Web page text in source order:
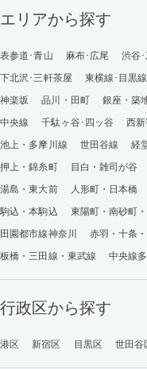
エリアから探す
表参道･青山 麻布･広尾 渋谷
下北沢･三軒茶屋
東横線･目黒線
神楽坂
品川・田町 銀座・築
中央線
千駄ヶ谷･四ッ谷 西
池上・多摩川線
世田谷線 経
押上・錦糸町
目白・雑司が谷
湯島・東大前
人形町・日本橋
駒込・本駒込
東陽町・南砂町
田園都市線神奈川
赤羽・十条
板橋・三田線・東武線
中央線
行政区から探す
港区 新宿区 目黒区 世田谷